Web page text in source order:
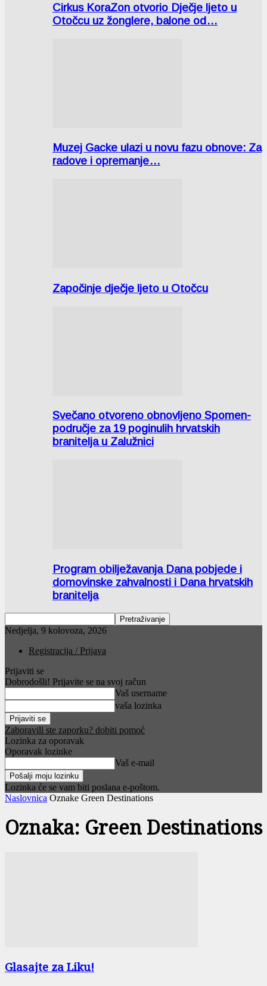
Cirkus KoraZon otvorio Dječje ljeto u
Otočcu uz žonglere, balone od…
Muzej Gacke ulazi u novu fazu obnove: Za
radove i opremanje…
Započinje dječje ljeto u Otočcu
Svečano otvoreno obnovljeno Spomen-
područje za 19 poginulih hrvatskih
branitelja u Zalužnici
Program obilježavanja Dana pobjede i
domovinske zahvalnosti i Dana hrvatskih
branitelja
Nedjelja, 9 kolovoza, 2026
Registracija / Prijava
Prijaviti se
Dobrodošli! Prijavite se na svoj račun
Vaš username
vaša lozinka
Zaboravili ste zaporku? dobiti pomoć
Lozinka za oporavak
Oporavak lozinke
Vaš e-mail
Lozinka će se vam biti poslana e-poštom.
Naslovnica Oznake Green Destinations
Oznaka: Green Destinations
Glasajte za Liku!